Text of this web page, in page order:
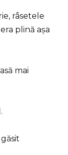
râsetele
plină așa
mai